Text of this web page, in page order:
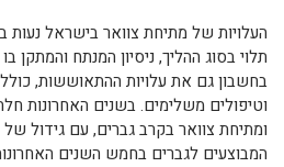
תלוי בסוג ההליך, ניסיון המנתח
בחשבון גם את עלויות ההתאוששות,
וטיפולים משלימים. בשנים האחרונות
המבוצעים לגברים בחמש השנים